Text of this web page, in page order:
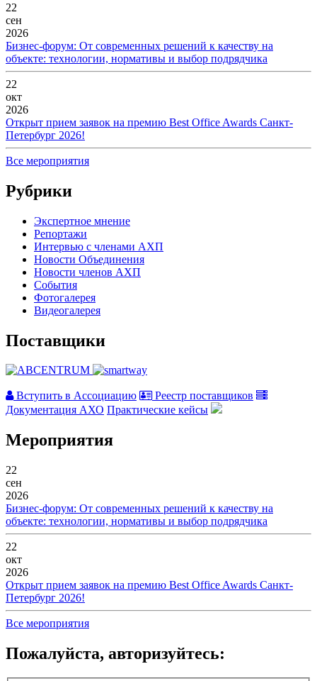
22
сен
2026
Бизнес-форум: От современных решений к качеству на
объекте: технологии, нормативы и выбор подрядчика
22
окт
2026
Открыт прием заявок на премию Best Office Awards Санкт-
Петербург 2026!
Все мероприятия
Рубрики
Экспертное мнение
Репортажи
Интервью с членами АХП
Новости Объединения
Новости членов АХП
События
Фотогалерея
Видеогалерея
Поставщики
Вступить в Ассоциацию
Реестр поставщиков
Документация АХО Практические кейсы
Мероприятия
22
сен
2026
Бизнес-форум: От современных решений к качеству на
объекте: технологии, нормативы и выбор подрядчика
22
окт
2026
Открыт прием заявок на премию Best Office Awards Санкт-
Петербург 2026!
Все мероприятия
Пожалуйста, авторизуйтесь: